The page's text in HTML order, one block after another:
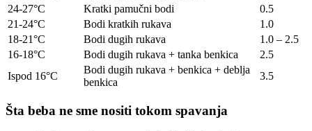
24-27°C
Kratki pamučni bodi
0.5
21-24°C
Bodi kratkih rukava
1.0
18-21°C
Bodi dugih rukava
1.0 – 2.5
16-18°C
Bodi dugih rukava + tanka benkica
2.5
Ispod 16°C
Bodi dugih rukava + benkica + deblja
benkica
3.5
Šta beba ne sme nositi tokom spavanja